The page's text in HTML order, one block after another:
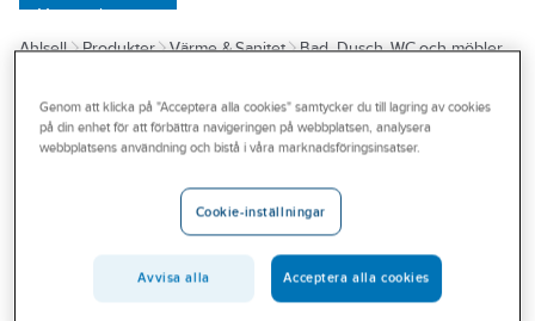
Varumärken
Kampanjer
Outlet
Branscher
Ahlsell Produkter Värme & Sanitet
Bad, Dusch, WC och möbler
IFÖ
WC-skål Spira
Classic, Ifö
IFÖ SPIRA CLASSIC
WC-SKÅL RIMFREE,
MJUKSITS
Artikelnummer:
Genom att klicka på "Acceptera alla cookies" samtycker du till lagring av cookies
på din enhet för att förbättra navigeringen på webbplatsen, analysera
webbplatsens användning och bistå i våra marknadsföringsinsatser.
Cookie-inställningar
Avvisa alla Acceptera alla cookies